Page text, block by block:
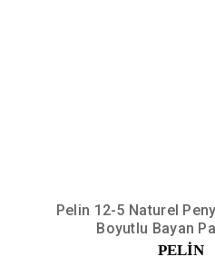
Pelin 12-5 Naturel
Boyutlu Bayan
PELİN